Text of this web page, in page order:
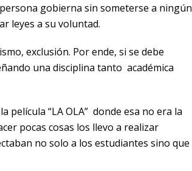
gobierna sin someterse a ningún
leyes a su voluntad.
exclusión. Por ende, si se debe
una disciplina tanto académica
película “LA OLA” donde esa no era la
pocas cosas los llevo a realizar
no solo a los estudiantes sino que